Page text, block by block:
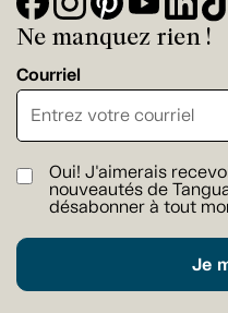
Ne manquez rien !
Courriel
Oui! J'aimerais
nouveautés de
désabonner à tout
Je